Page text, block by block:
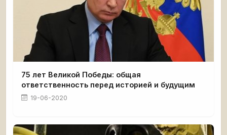
75 лет Великой Победы: общая
ответственность перед историей и будущим
19-06-2020